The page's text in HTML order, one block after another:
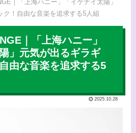
｜「上海ハニー」「イケナイ太陽」
ク！自由な音楽を追求する5人組
｜「上海ハニー」
」元気が出るギラギ
由な音楽を追求する5
2025.10.28